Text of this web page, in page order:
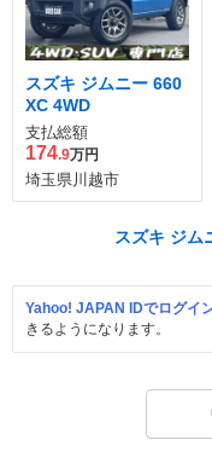
スズキ ジムニー 660
XC 4WD
支払総額
174.9万円
埼玉県川越市
スズキ ジム
Yahoo! JAPAN IDでログイ
きるようになります。